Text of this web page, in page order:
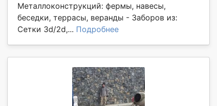
Металлоконструкций: фермы, навесы,
беседки, террасы, веранды - Заборов из:
Сетки 3d/2d,... Подробнее